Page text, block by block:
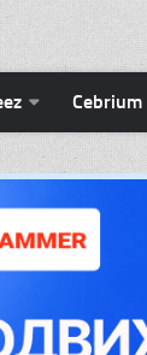
Cebrium